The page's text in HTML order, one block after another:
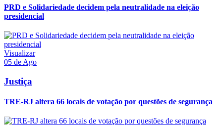
PRD e Solidariedade decidem pela neutralidade na eleição
presidencial
Visualizar
05 de Ago
Justiça
TRE-RJ altera 66 locais de votação por questões de segurança